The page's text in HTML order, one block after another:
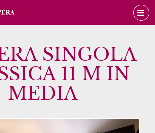
SINGOLA
11 M IN
MEDIA